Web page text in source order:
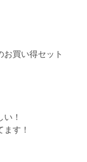
お買い得セット
！
す！